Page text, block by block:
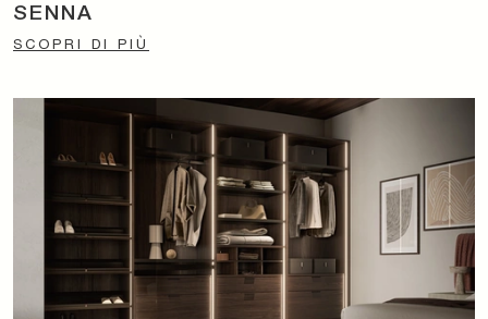
SENNA
SCOPRI DI PIÙ